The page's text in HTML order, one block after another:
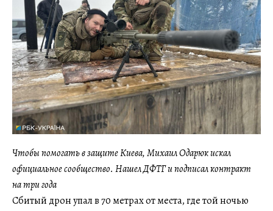
Чтобы помогать в защите Киева, Михаил Одарюк искал
официальное сообщество. Нашел ДФТГ и подписал контракт
на три года
Сбитый дрон упал в 70 метрах от места, где той ночью